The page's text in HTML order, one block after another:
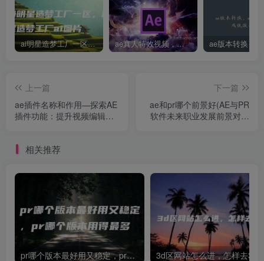
ai明星造梦工厂一区，明星造梦工厂ai图片 ae真人特效视频，大学生第一次做ppt怎么做
上一篇
ae插件名称和作用—探索AE
插件功能：提升视频编辑效
下一篇
ae和pr哪个前景好(AE与PR
软件未来职业发展前景对比
相关推荐
pr哪个版本最好用又稳定，pr哪个版本用得最多 3d区网站怎么进，怎样去3d